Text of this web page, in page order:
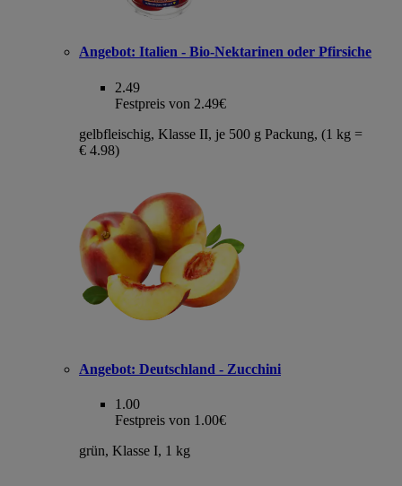
Angebot: Italien - Bio-Nektarinen oder Pfirsiche
2.49
Festpreis von 2.49€
gelbfleischig, Klasse II, je 500 g Packung, (1 kg =
€ 4.98)
Angebot: Deutschland - Zucchini
1.00
Festpreis von 1.00€
grün, Klasse I, 1 kg